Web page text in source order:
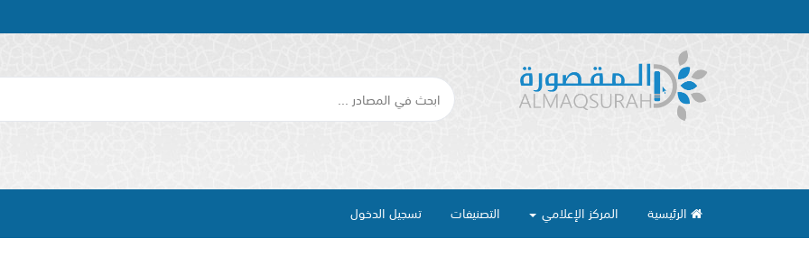
الرئيسية المركز الإعلامي التصنيفات تسجيل الدخول